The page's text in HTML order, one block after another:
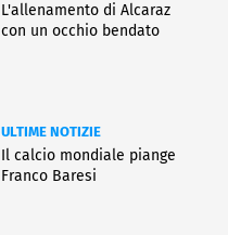
L'allenamento di Alcaraz
con un occhio bendato
ULTIME NOTIZIE
Il calcio mondiale piange
Franco Baresi